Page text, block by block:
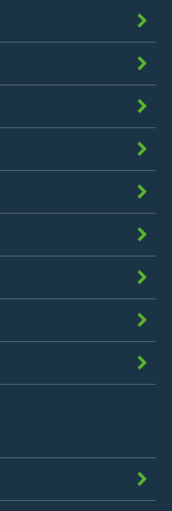
者でな
序良俗違
ことがな
の運営
がないこ
、利用停
と
または類
業とする
の従業者